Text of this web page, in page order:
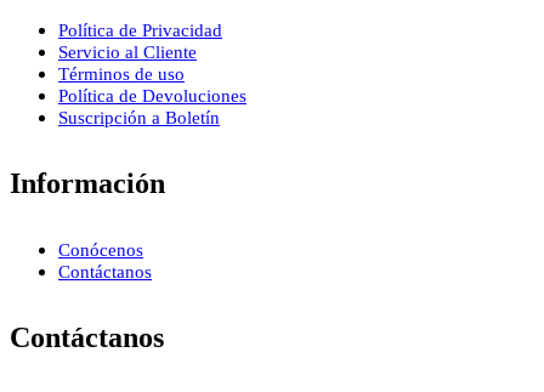
Política de Privacidad
Servicio al Cliente
Términos de uso
Política de Devoluciones
Suscripción a Boletín
Información
Conócenos
Contáctanos
Contáctanos